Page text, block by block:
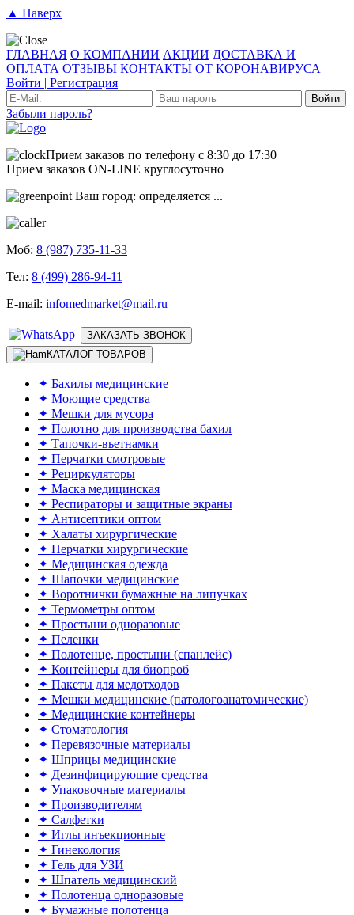
▲ Наверх
ГЛАВНАЯ О КОМПАНИИ АКЦИИ ДОСТАВКА И
ОПЛАТА ОТЗЫВЫ КОНТАКТЫ ОТ КОРОНАВИРУСА
Войти | Регистрация
Войти
Забыли пароль?
Прием заказов по телефону с 8:30 до 17:30
Прием заказов ON-LINE круглосуточно
Ваш город: определяется ...
Моб: 8 (987) 735-11-33
Тел: 8 (499) 286-94-11
E-mail: infomedmarket@mail.ru
ЗАКАЗАТЬ ЗВОНОК
КАТАЛОГ ТОВАРОВ
✦ Бахилы медицинские
✦ Моющие средства
✦ Мешки для мусора
✦ Полотно для производства бахил
✦ Тапочки-вьетнамки
✦ Перчатки смотровые
✦ Рециркуляторы
✦ Маска медицинская
✦ Респираторы и защитные экраны
✦ Антисептики оптом
✦ Халаты хирургические
✦ Перчатки хирургические
✦ Медицинская одежда
✦ Шапочки медицинские
✦ Воротнички бумажные на липучках
✦ Термометры оптом
✦ Простыни одноразовые
✦ Пеленки
✦ Полотенце, простыни (спанлейс)
✦ Контейнеры для биопроб
✦ Пакеты для медотходов
✦ Мешки медицинские (патологоанатомические)
✦ Медицинские контейнеры
✦ Стоматология
✦ Перевязочные материалы
✦ Шприцы медицинские
✦ Дезинфицирующие средства
✦ Упаковочные материалы
✦ Производителям
✦ Салфетки
✦ Иглы инъекционные
✦ Гинекология
✦ Гель для УЗИ
✦ Шпатель медицинский
✦ Полотенца одноразовые
✦ Бумажные полотенца